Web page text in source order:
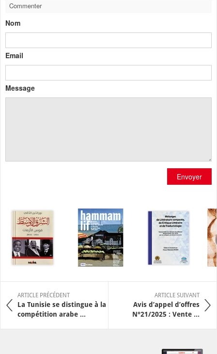
Commenter
Nom
Email
Message
Envoyer
ARTICLE PRÉCÉDENT
La Tunisie se distingue à la
compétition arabe ...
ARTICLE SUIVANT
Avis d’appel d’offres
N°21/2025 : Vente ...